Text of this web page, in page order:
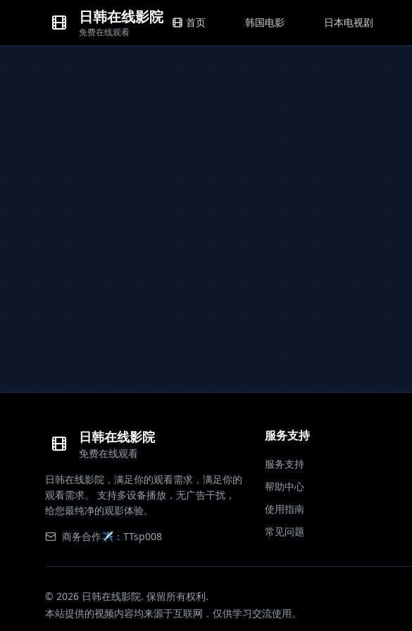
日韩在线影院
免费在线观看
首页 韩国电影 日本电视剧
日韩在线影院
免费在线观看
日韩在线影院，满足你的观看需求，满足你的
观看需求。 支持多设备播放，无广告干扰，
给您最纯净的观影体验。
商务合作✈️：TTsp008
服务支持
服务支持
帮助中心
使用指南
常见问题
© 2026 日韩在线影院. 保留所有权利.
本站提供的视频内容均来源于互联网，仅供学习交流使用。